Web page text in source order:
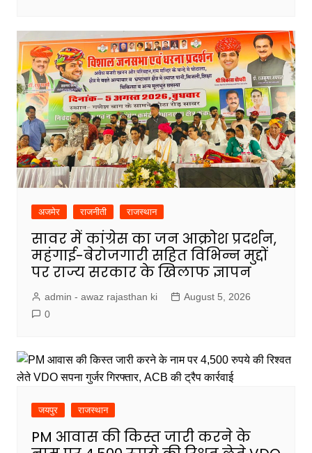
अजमेर राजनीती राजस्थान
सावर में कांग्रेस का जन आक्रोश प्रदर्शन,
महंगाई-बेरोजगारी सहित विभिन्न मुद्दों
पर राज्य सरकार के खिलाफ ज्ञापन
admin - awaz rajasthan ki
August 5, 2026
0
जयपुर राजस्थान
PM आवास की किस्त जारी करने के